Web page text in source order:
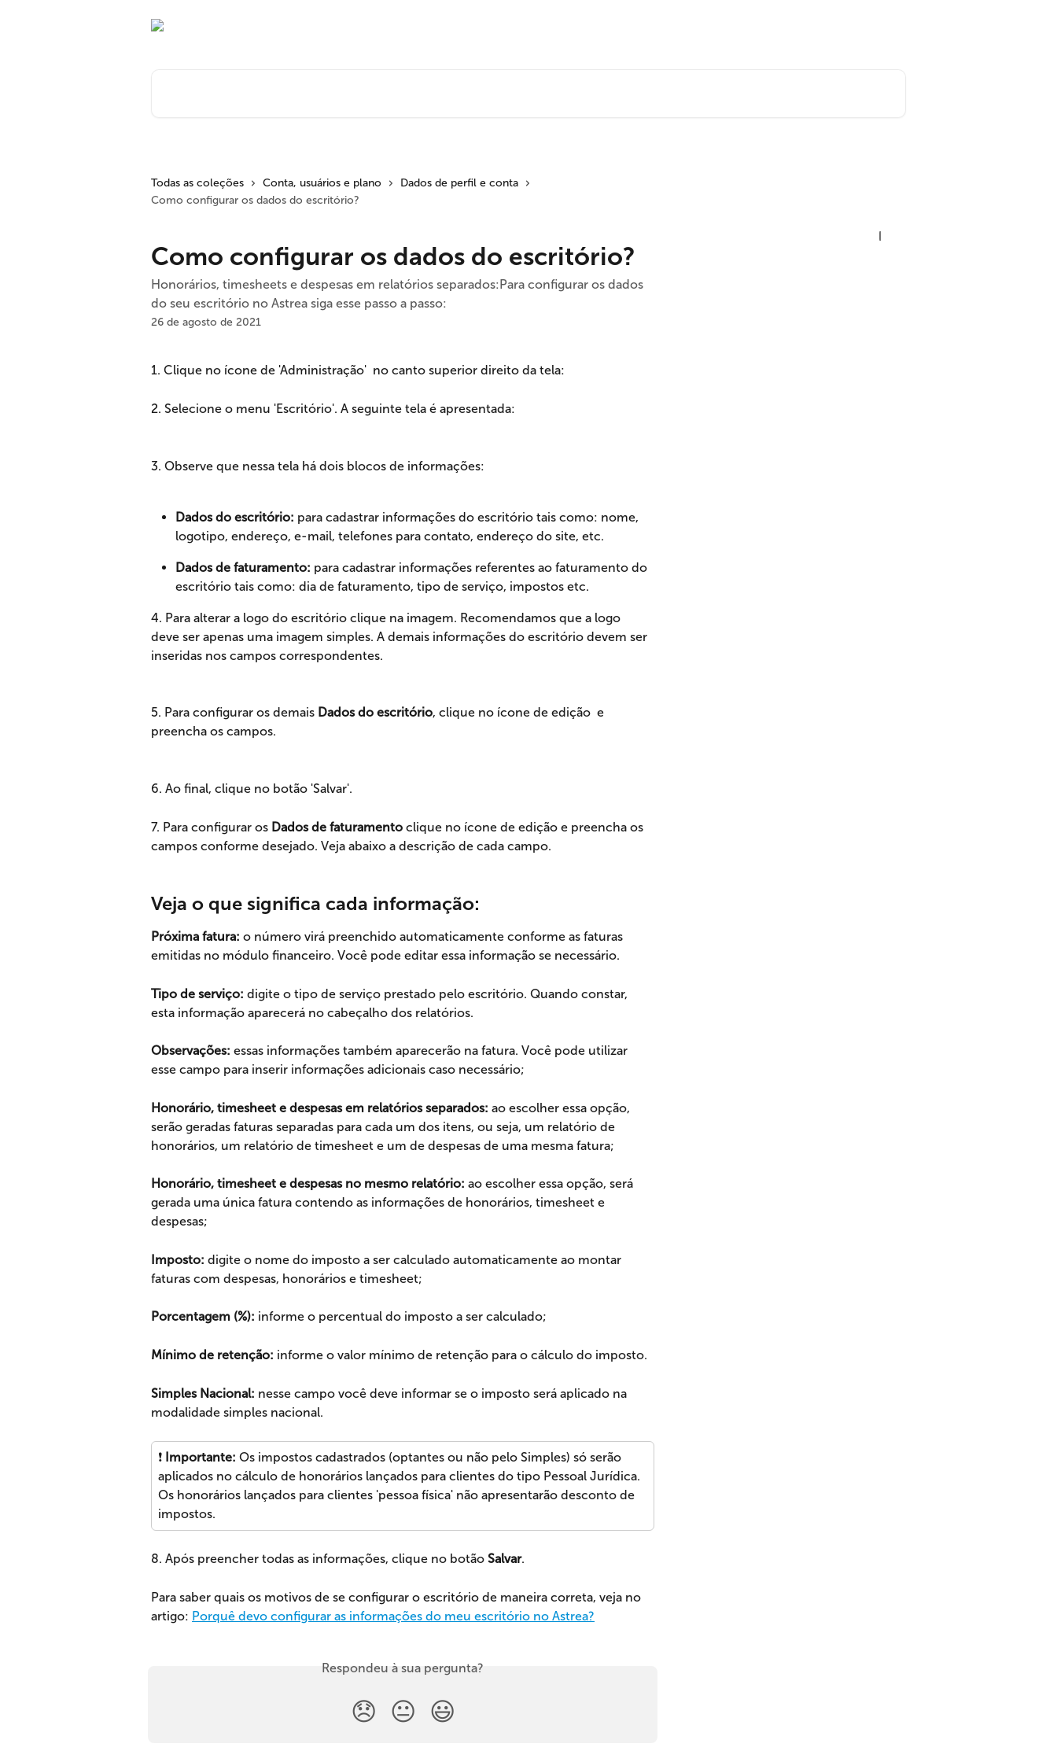
Todas as coleções Conta, usuários e plano
Dados de perfil e conta
Como configurar os dados do escritório?
Como configurar os dados do escritório?
Honorários, timesheets e despesas em relatórios separados:Para configurar os dados
do seu escritório no Astrea siga esse passo a passo:
26 de agosto de 2021
1. Clique no ícone de 'Administração'  no canto superior direito da tela:
2. Selecione o menu 'Escritório'. A seguinte tela é apresentada:
3. Observe que nessa tela há dois blocos de informações:
Dados do escritório: para cadastrar informações do escritório tais como: nome,
logotipo, endereço, e-mail, telefones para contato, endereço do site, etc.
Dados de faturamento: para cadastrar informações referentes ao faturamento do
escritório tais como: dia de faturamento, tipo de serviço, impostos etc.
4. Para alterar a logo do escritório clique na imagem. Recomendamos que a logo
deve ser apenas uma imagem simples. A demais informações do escritório devem ser
inseridas nos campos correspondentes.
5. Para configurar os demais Dados do escritório, clique no ícone de edição e
preencha os campos.
6. Ao final, clique no botão 'Salvar'.
7. Para configurar os Dados de faturamento clique no ícone de edição e preencha os
campos conforme desejado. Veja abaixo a descrição de cada campo.
Veja o que significa cada informação:
Próxima fatura: o número virá preenchido automaticamente conforme as faturas
emitidas no módulo financeiro. Você pode editar essa informação se necessário.
Tipo de serviço: digite o tipo de serviço prestado pelo escritório. Quando constar,
esta informação aparecerá no cabeçalho dos relatórios.
Observações: essas informações também aparecerão na fatura. Você pode utilizar
esse campo para inserir informações adicionais caso necessário;
Honorário, timesheet e despesas em relatórios separados: ao escolher essa opção,
serão geradas faturas separadas para cada um dos itens, ou seja, um relatório de
honorários, um relatório de timesheet e um de despesas de uma mesma fatura;
Honorário, timesheet e despesas no mesmo relatório: ao escolher essa opção, será
gerada uma única fatura contendo as informações de honorários, timesheet e
despesas;
Imposto: digite o nome do imposto a ser calculado automaticamente ao montar
faturas com despesas, honorários e timesheet;
Porcentagem (%): informe o percentual do imposto a ser calculado;
Mínimo de retenção: informe o valor mínimo de retenção para o cálculo do imposto.
Simples Nacional: nesse campo você deve informar se o imposto será aplicado na
modalidade simples nacional.
❗ Importante: Os impostos cadastrados (optantes ou não pelo Simples) só serão
aplicados no cálculo de honorários lançados para clientes do tipo Pessoal Jurídica.
Os honorários lançados para clientes 'pessoa física' não apresentarão desconto de
impostos.
8. Após preencher todas as informações, clique no botão Salvar.
Para saber quais os motivos de se configurar o escritório de maneira correta, veja no
artigo: Porquê devo configurar as informações do meu escritório no Astrea?
Respondeu à sua pergunta?
😞 😐 😃